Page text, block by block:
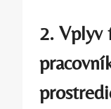
2. Vplyv